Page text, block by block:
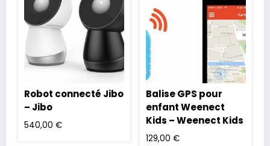
Robot connecté Jibo
– Jibo
540,00 €
Balise GPS pour
enfant Weenect
Kids – Weenect Kids
129,00 €